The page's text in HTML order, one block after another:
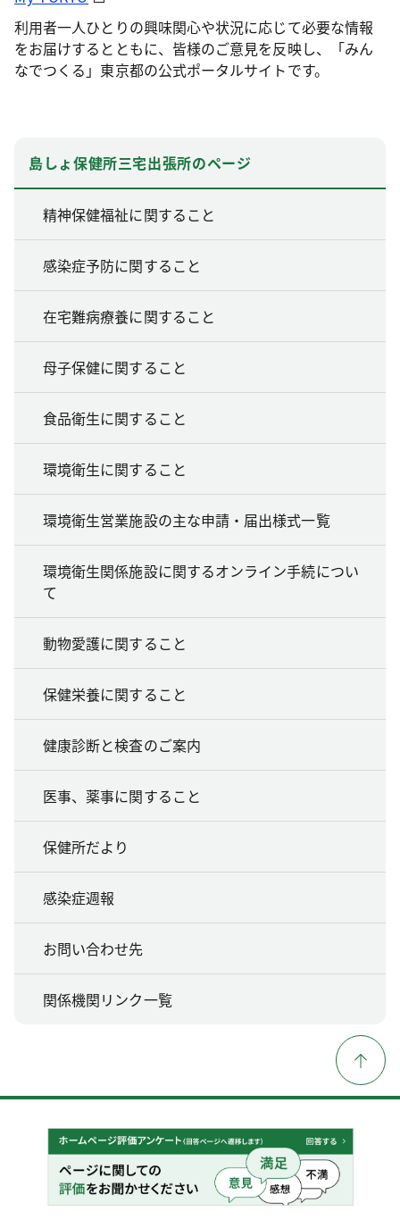
利用者一人ひとりの興味関心や状況に応じて必要な情報
をお届けするとともに、皆様のご意見を反映し、「みん
なでつくる」東京都の公式ポータルサイトです。
島しょ保健所三宅出張所のページ
精神保健福祉に関すること
感染症予防に関すること
在宅難病療養に関すること
母子保健に関すること
食品衛生に関すること
環境衛生に関すること
環境衛生営業施設の主な申請・届出様式一覧
環境衛生関係施設に関するオンライン手続につい
て
動物愛護に関すること
保健栄養に関すること
健康診断と検査のご案内
医事、薬事に関すること
保健所だより
感染症週報
お問い合わせ先
関係機関リンク一覧